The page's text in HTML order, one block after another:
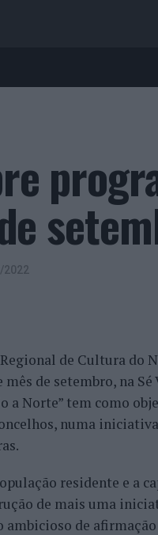
2022
de Cultura do
de setembro, na
a Norte” tem como
numa
residente e a
de mais uma
de